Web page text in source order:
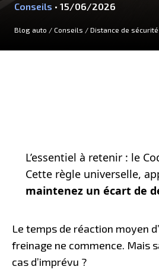
Conseils • 15/06/2026
Blog auto / Conseils / Distance de
L’essentiel à retenir : le
Cette règle universelle,
maintenez un écart de
Le temps de réaction moyen
freinage ne commence. Mais
cas d’imprévu ?